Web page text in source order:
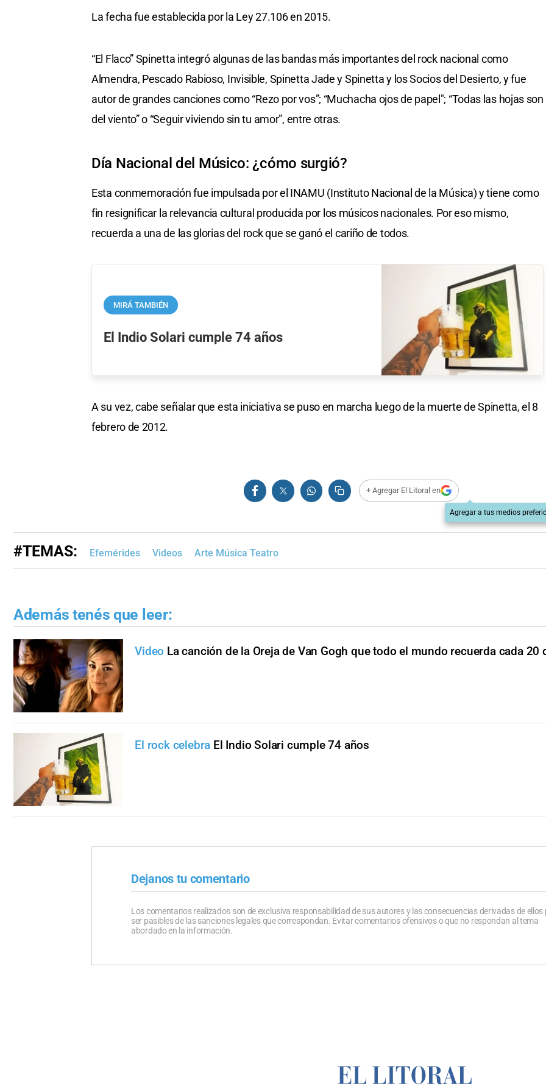
La fecha fue establecida por la Ley 27.106 en 2015.
“El Flaco” Spinetta integró algunas de las bandas más importantes del rock nacional como
Almendra, Pescado Rabioso, Invisible, Spinetta Jade y Spinetta y los Socios del Desierto, y fue
autor de grandes canciones como “Rezo por vos”; “Muchacha ojos de papel"; “Todas las hojas son
del viento” o “Seguir viviendo sin tu amor”, entre otras.
Día Nacional del Músico: ¿cómo surgió?
Esta conmemoración fue impulsada por el INAMU (Instituto Nacional de la Música) y tiene como
fin resignificar la relevancia cultural producida por los músicos nacionales. Por eso mismo,
recuerda a una de las glorias del rock que se ganó el cariño de todos.
MIRÁ TAMBIÉN
El Indio Solari cumple 74 años
A su vez, cabe señalar que esta iniciativa se puso en marcha luego de la muerte de Spinetta, el 8
febrero de 2012.
+ Agregar El Litoral en
Agregar a tus medios
#TEMAS: Efemérides Videos Arte Música Teatro
Además tenés que leer:
Video La canción de la Oreja de Van Gogh que todo el mundo recuerda cada 20
El rock celebra El Indio Solari cumple 74 años
Dejanos tu comentario
Los comentarios realizados son de exclusiva responsabilidad de sus autores y las consecuencias derivadas de ellos
ser pasibles de las sanciones legales que correspondan. Evitar comentarios ofensivos o que no respondan al tema
abordado en la información.